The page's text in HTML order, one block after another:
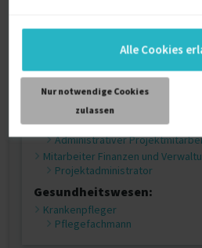
Alle Cookies
Nur notwendige Cookies
zulassen
Leiter Rechtsabteilung
Drucker
Drucker
Administration und
Mitarbeiter Verwaltung
Administrativer
Mitarbeiter Finanzen und
Projektadministrator
Gesundheitswesen:
Krankenpfleger
Pflegefachmann